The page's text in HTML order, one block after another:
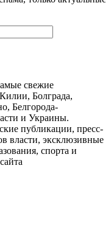
свежие
Болграда,
Белгорода-
и Украины.
публикации, пресс-
власти, эксклюзивные
спорта и